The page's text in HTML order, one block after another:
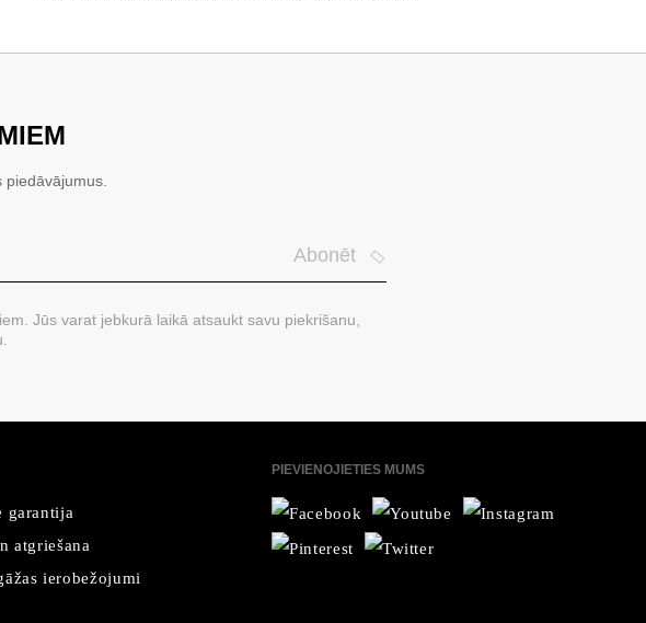
Abonēt
Jūs varat jebkurā laikā atsaukt savu piekrišanu,
garantija
atgriešana
ierobežojumi
PIEVIENOJIETIES MUMS